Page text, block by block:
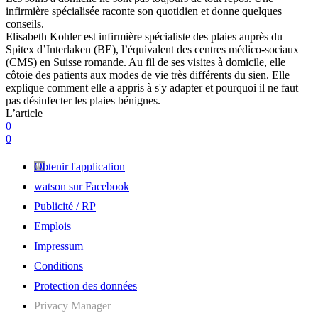
infirmière spécialisée raconte son quotidien et donne quelques
conseils.
Elisabeth Kohler est infirmière spécialiste des plaies auprès du
Spitex d’Interlaken (BE), l’équivalent des centres médico-sociaux
(CMS) en Suisse romande. Au fil de ses visites à domicile, elle
côtoie des patients aux modes de vie très différents du sien. Elle
explique comment elle a appris à s'y adapter et pourquoi il ne faut
pas désinfecter les plaies bénignes.
L’article
0
0
Obtenir l'application
watson sur Facebook
Publicité / RP
Emplois
Impressum
Conditions
Protection des données
Privacy Manager